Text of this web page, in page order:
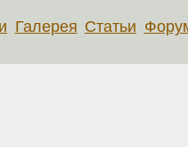
Галерея Статьи